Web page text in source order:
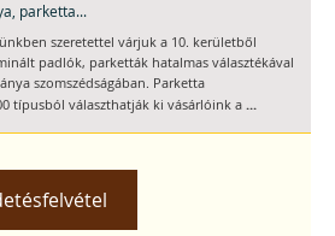
parketta...
szeretettel várjuk a 10. kerületből
padlók, parketták hatalmas választékával
szomszédságában. Parketta
típusból választhatják ki vásárlóink a ...